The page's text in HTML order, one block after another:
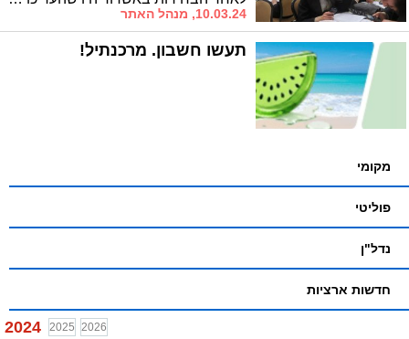
10.03.24, מנהל האתר
תעשו חשבון. מרכנתיל!
מקומי
פוליטי
נדל"ן
חדשות ארציות
2024 2025 2026